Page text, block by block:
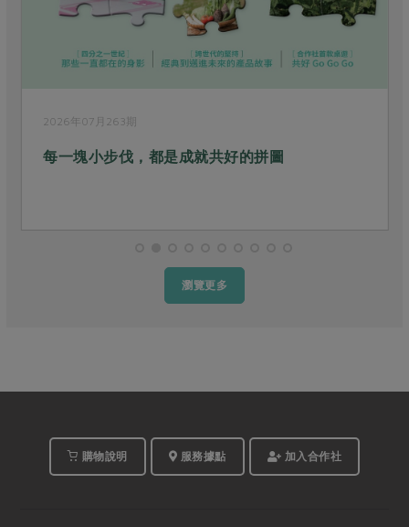
2026年07月263期
每一塊小步伐，都是成就共好的拼圖
瀏覽更多
購物說明 服務據點 加入合作社